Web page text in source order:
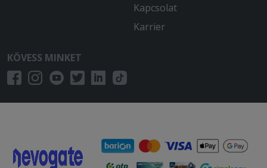
Kapcsolat
Karrier
KÖVESS MINKET